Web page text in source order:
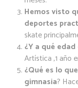
Hemos visto
deportes
skate
¿Y a qué
Artística ,1 año
¿Qué es lo
gimnasia?